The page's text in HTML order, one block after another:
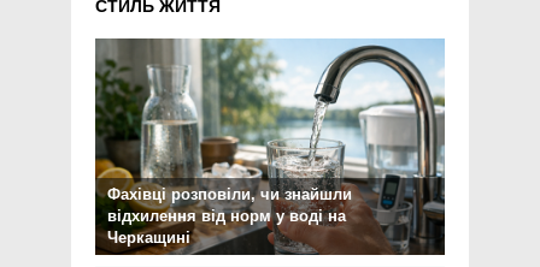
СТИЛЬ ЖИТТЯ
Фахівці розповіли, чи знайшли
відхилення від норм у воді на
Черкащині